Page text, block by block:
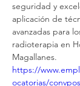
seguridad y
aplicación de
avanzadas para
radioterapia en
Magallanes.
https://
ocatorias/